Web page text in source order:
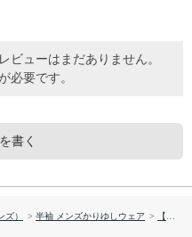
ビューはまだありません。
が必要です。
書く
） > 半袖 メンズかりゆしウェア > 【送料無料】形態安定 フルーツリーフ柄 かりゆしウェアP1025-22